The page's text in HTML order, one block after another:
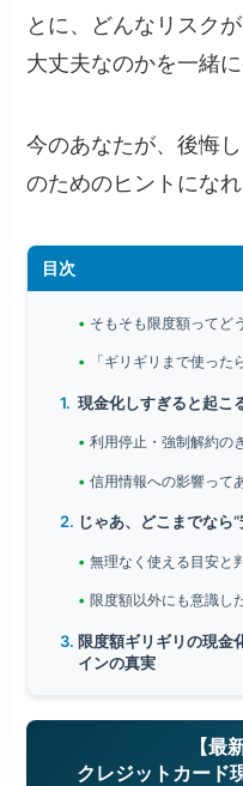
とに、どんなリスク
大丈夫なのかを一緒
今のあなたが、後悔
のためのヒントにな
目次
そもそも限度額ってど
「ギリギリまで使った
現金化しすぎると起こ
利用停止・強制解約の
信用情報への影響って
じゃあ、どこまでなら“
無理なく使える目安と
限度額以外にも意識し
限度額ギリギリの現金
インの真実
【最
クレジットカード